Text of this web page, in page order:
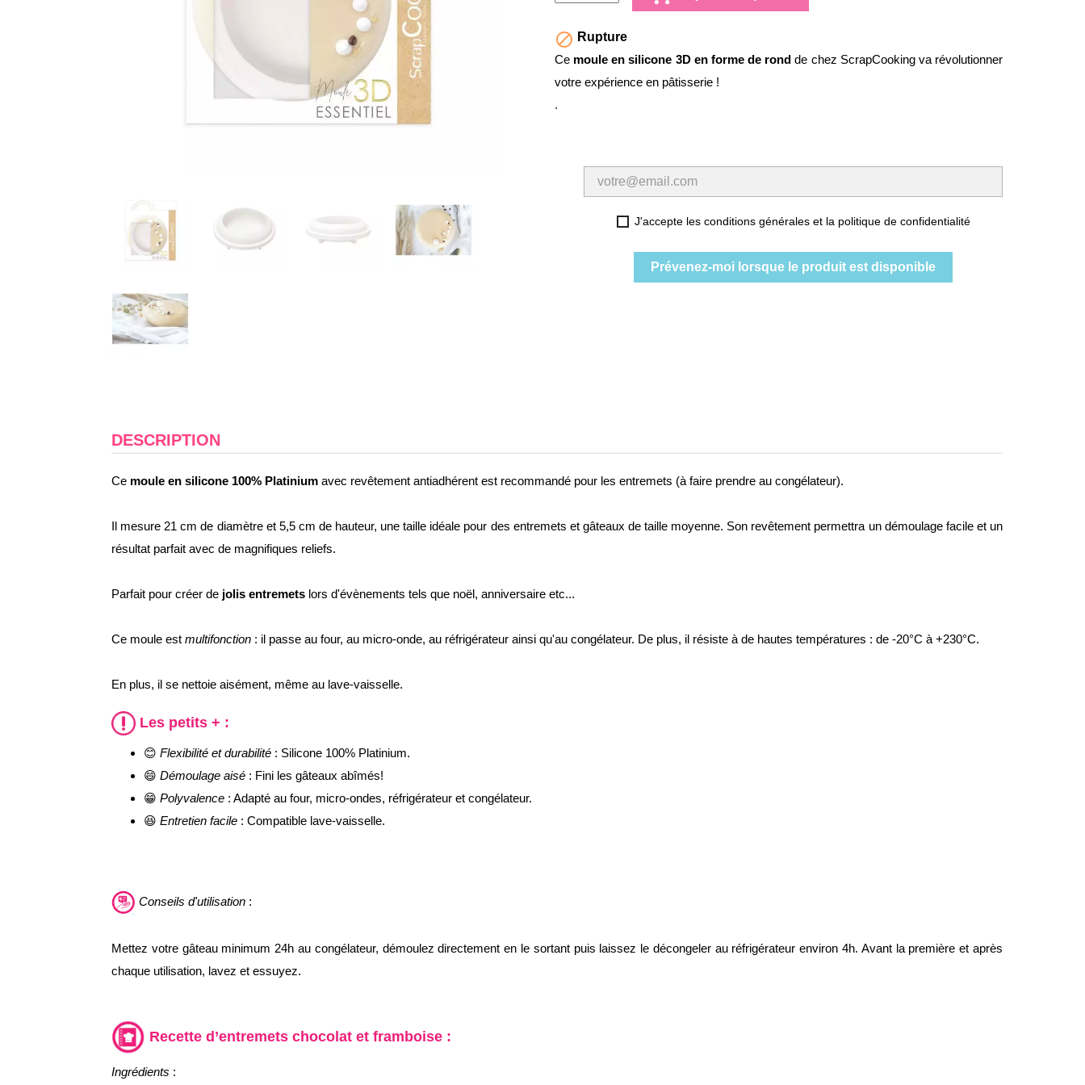
 Rupture
Ce moule en silicone 3D en forme de rondde chez ScrapCooking va révolutionner
votre expérience en pâtisserie !
.
J'accepte les conditions générales et la politique de confidentialité
Prévenez-moi lorsque le produit est disponible
DESCRIPTION
Ce moule en silicone 100% Platinium avec revêtement antiadhérent est recommandé pour les entremets (à faire prendre au congélateur).
Il mesure 21 cm de diamètre et 5,5 cm de hauteur, une taille idéale pour des entremets et gâteaux de taille moyenne. Son revêtement permettra un démoulage facile et un
résultat parfait avec de magnifiques reliefs.
Parfait pour créer de jolis entremets lors d'évènements tels que noël, anniversaire etc...
Ce moule est multifonction : il passe au four, au micro-onde, au réfrigérateur ainsi qu'au congélateur. De plus, il résiste à de hautes températures : de -20°C à +230°C.
En plus, il se nettoie aisément, même au lave-vaisselle.
Les petits + :
😊 Flexibilité et durabilité : Silicone 100% Platinium.
😄 Démoulage aisé : Fini les gâteaux abîmés!
😁 Polyvalence : Adapté au four, micro-ondes, réfrigérateur et congélateur.
😆 Entretien facile : Compatible lave-vaisselle.
Conseils d'utilisation :
Mettez votre gâteau minimum 24h au congélateur, démoulez directement en le sortant puis laissez le décongeler au réfrigérateur environ 4h. Avant la première et après
chaque utilisation, lavez et essuyez.
Recette d’entremets chocolat et framboise :
Ingrédients :